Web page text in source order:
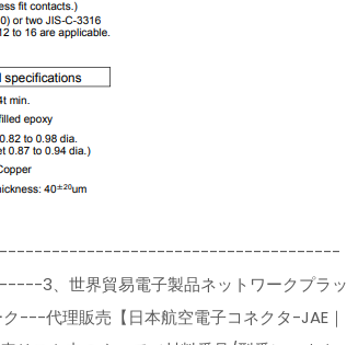
貿易電子製品ネットワークプラッ
---代理販売【日本航空電子コネクタ-JAE｜